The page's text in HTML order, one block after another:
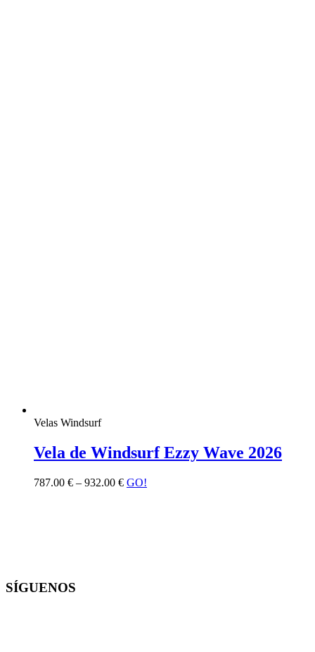
Velas Windsurf
Vela de Windsurf Ezzy Wave 2026
787.00 € – 932.00 € GO!
SÍGUENOS